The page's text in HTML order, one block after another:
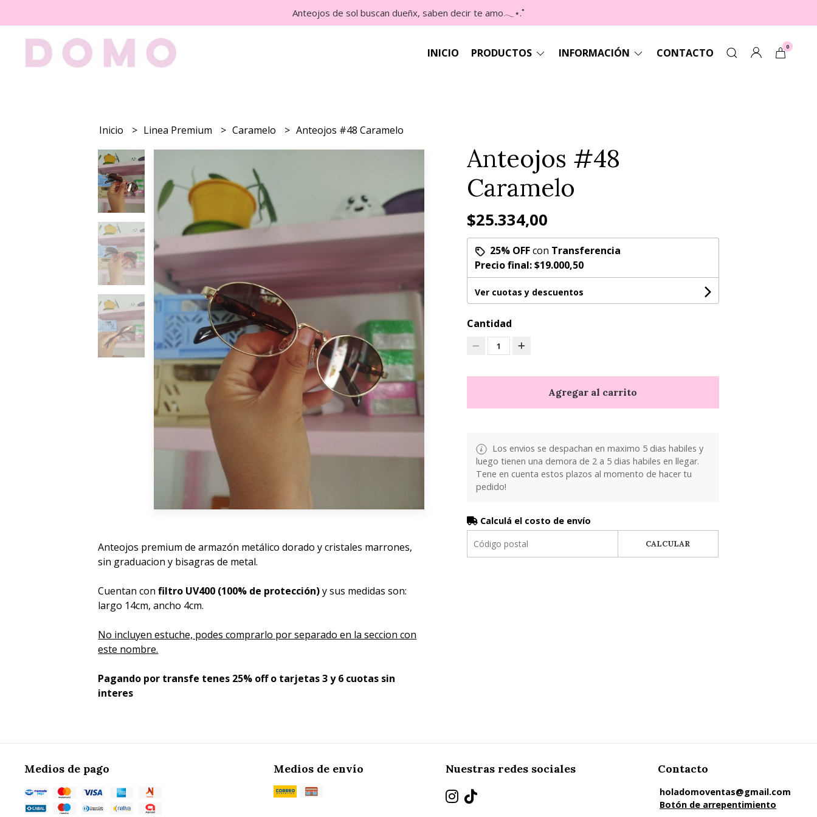
Anteojos de sol buscan dueñx, saben decir te amo𓂃⋆.˚
INICIO PRODUCTOS INFORMACIÓN CONTACTO 0
Inicio Linea Premium Caramelo Anteojos #48 Caramelo
Anteojos premium de armazón metálico dorado y cristales marrones,
sin graduacion y bisagras de metal.
Cuentan confiltro UV400 (100% de protección)y sus medidas son:
largo 14cm, ancho 4cm.
No incluyen estuche, podes comprarlo por separado en la seccion con
este nombre.
Pagando por transfe tenes 25% off o tarjetas 3 y 6 cuotas sin
interes
Anteojos #48
Caramelo
$25.334,00
25% OFFcon Transferencia
Precio final:$19.000,50
Ver cuotas y descuentos
Cantidad
1
Agregar al carrito
Los envios se despachan en maximo 5 dias habiles y
luego tienen una demora de 2 a 5 dias habiles en llegar.
Tene en cuenta estos plazos al momento de hacer tu
pedido!
Calculá el costo de envío
CALCULAR
Medios de pago Medios de envío Nuestras redes sociales Contacto
holadomoventas@gmail.com
Botón de arrepentimiento